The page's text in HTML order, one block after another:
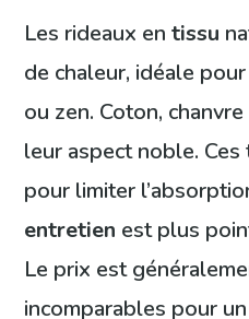
Les rideaux entissu
de chaleur, idéale
ou zen. Coton,
leur aspect noble.
pour limiter
entretien est plus
Le prix est
incomparables pour